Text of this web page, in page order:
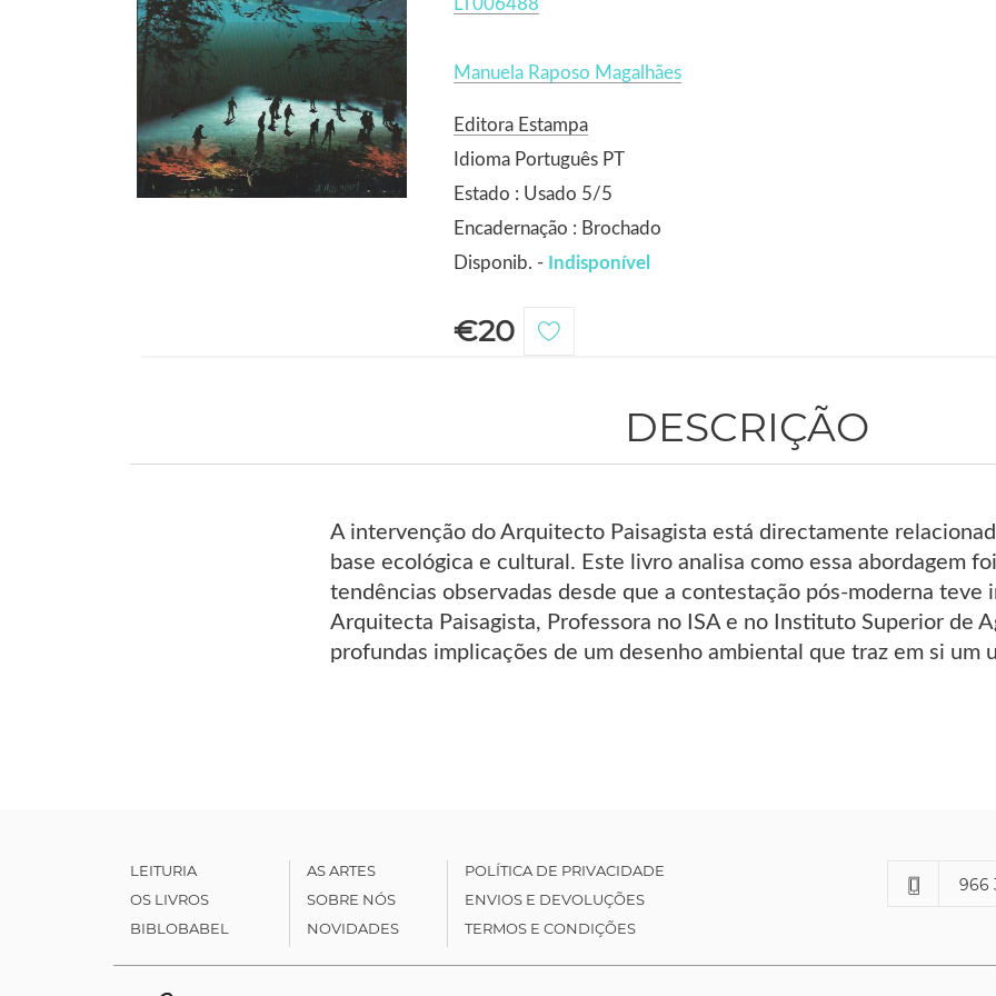
Manuela Raposo Magalhães
Editora Estampa
Idioma Português PT
Estado : Usado 5/5
Encadernação : Brochado
Disponib. - Indisponível
€20
DESCRIÇÃO
A intervenção do Arquitecto Paisagista está directamente
base ecológica e cultural. Este livro analisa como essa abordagem
tendências observadas desde que a contestação pós-moderna teve
Arquitecta Paisagista, Professora no ISA e no Instituto Superior de
profundas implicações de um desenho ambiental que traz em si
LEITURIA
OS LIVROS
BIBLOBABEL
AS ARTES
SOBRE NÓS
NOVIDADES
POLÍTICA DE PRIVACIDADE
ENVIOS E DEVOLUÇÕES
TERMOS E CONDIÇÕES
966